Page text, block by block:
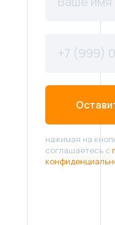
нажимая на
соглашаетесь с